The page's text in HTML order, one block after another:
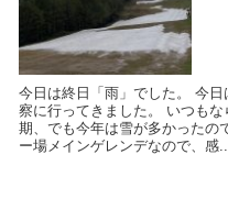
今日は終日「雨」でした。 今
察に行ってきました。 いつも
期、でも今年は雪が多かったの
ー場メインゲレンデなので、感